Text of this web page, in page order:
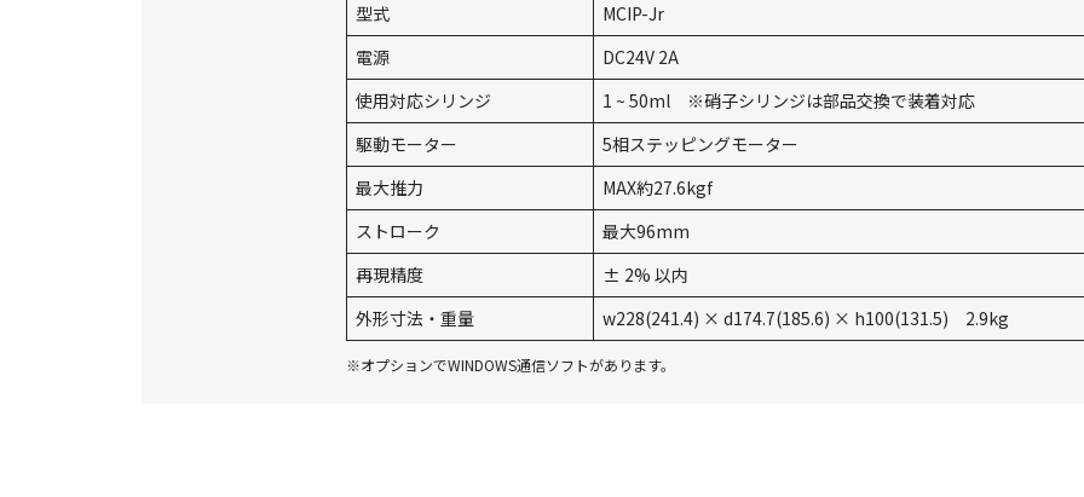
型式
MCIP-Jr
電源
DC24V 2A
使用対応シリンジ
1 ~ 50ml ※硝子シリンジは部品交換で装着対応
駆動モーター
5相ステッピングモーター
最大推力
MAX約27.6kgf
ストローク
最大96mm
再現精度
± 2% 以内
外形寸法・重量
w228(241.4) × d174.7(185.6) × h100(131.5) 2.9kg
※オプションでWINDOWS通信ソフトがあります。